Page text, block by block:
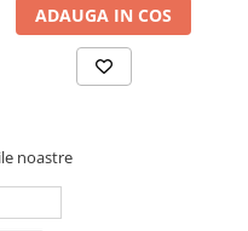
ADAUGA IN COS
noastre